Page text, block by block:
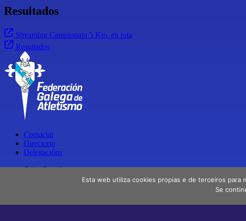
Resultados
Streaming Campionato 5 Km. en ruta
Resultados
Contactar
Directorio
Delegacións
Aviso Legal
Política de privacidadeEsta web utiliza cookies propias e de terceiros para
Se